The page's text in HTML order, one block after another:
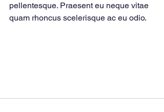
pellentesque. Praesent eu neque vitae
quam rhoncus scelerisque ac eu odio.